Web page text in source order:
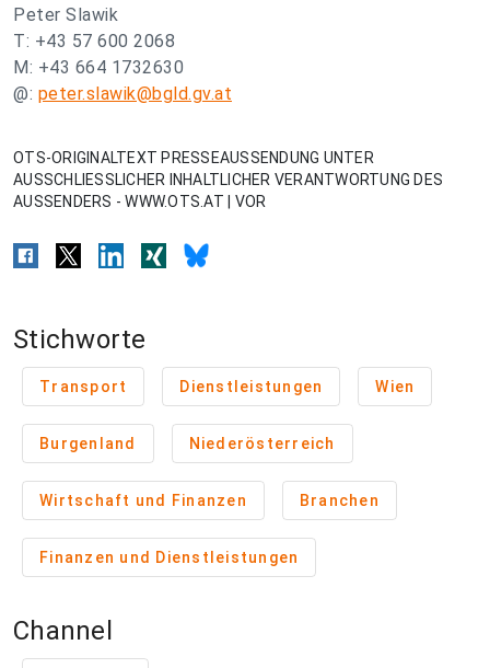
Peter Slawik
T: +43 57 600 2068
M: +43 664 1732630
@: peter.slawik@bgld.gv.at
OTS-ORIGINALTEXT PRESSEAUSSENDUNG UNTER
AUSSCHLIESSLICHER INHALTLICHER VERANTWORTUNG DES
AUSSENDERS - WWW.OTS.AT | VOR
Stichworte
Transport Dienstleistungen Wien
Burgenland Niederösterreich
Wirtschaft und Finanzen Branchen
Finanzen und Dienstleistungen
Channel